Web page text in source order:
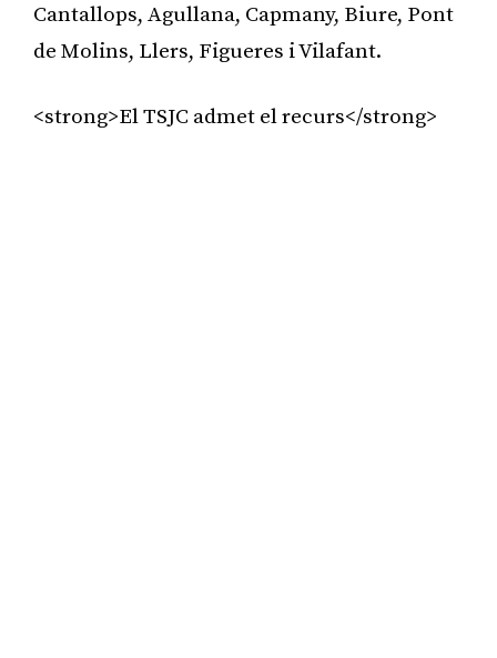
Cantallops, Agullana, Capmany, Biure, Pont
de Molins, Llers, Figueres i Vilafant.
<strong>El TSJC admet el recurs</strong>